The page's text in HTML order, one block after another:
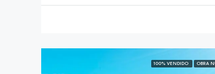
100% VENDIDO OBRA